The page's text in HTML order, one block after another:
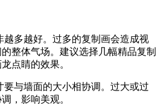
越多越好。过多的复制画会造成视
整体气场。建议选择几幅精品复制
点睛的效果。
要与墙面的大小相协调。过大或过
，影响美观。